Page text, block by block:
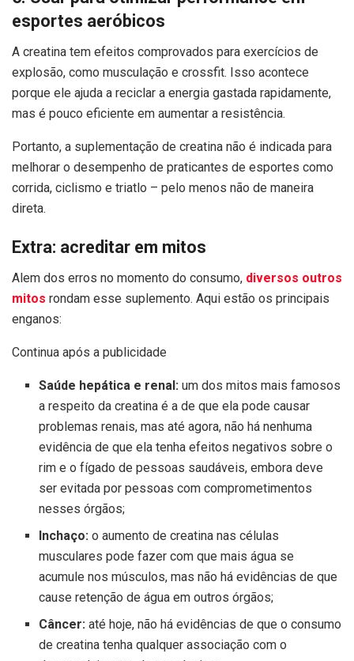
esportes aeróbicos
A creatina tem efeitos comprovados para exercícios de
explosão, como musculação e crossfit. Isso acontece
porque ele ajuda a reciclar a energia gastada rapidamente,
mas é pouco eficiente em aumentar a resistência.
Portanto, a suplementação de creatina não é indicada para
melhorar o desempenho de praticantes de esportes como
corrida, ciclismo e triatlo – pelo menos não de maneira
direta.
Extra: acreditar em mitos
Alem dos erros no momento do consumo, diversos outros
mitos rondam esse suplemento. Aqui estão os principais
enganos:
Continua após a publicidade
Saúde hepática e renal: um dos mitos mais famosos
a respeito da creatina é a de que ela pode causar
problemas renais, mas até agora, não há nenhuma
evidência de que ela tenha efeitos negativos sobre o
rim e o fígado de pessoas saudáveis, embora deve
ser evitada por pessoas com comprometimentos
nesses órgãos;
Inchaço: o aumento de creatina nas células
musculares pode fazer com que mais água se
acumule nos músculos, mas não há evidências de que
cause retenção de água em outros órgãos;
Câncer: até hoje, não há evidências de que o consumo
de creatina tenha qualquer associação com o